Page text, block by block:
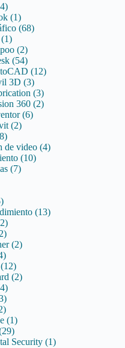
24
productos
11
producto
6868
11
producto
22
productos
5454
productos
1212
3D 33
productos
33
productos
360 22
66
22
88
productos
de video 44
1010
77
45
productos1313
22
productos
22
productos
22
4
productos
1212
productos
22
44
productos
3
productos
2
productos
11
producto
2929
productos
Security 11